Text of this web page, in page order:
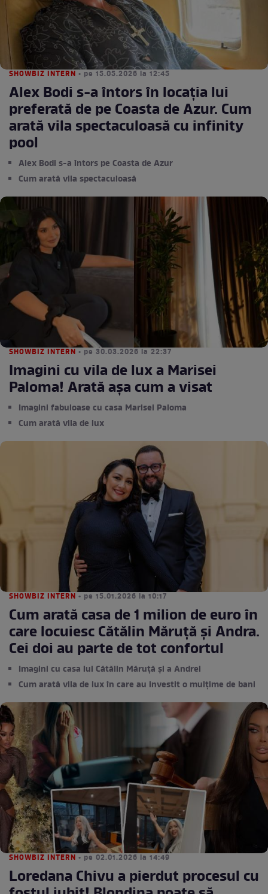
SHOWBIZ INTERN • pe 15.05.2026 la 12:45
Alex Bodi s-a întors în locația lui
preferată de pe Coasta de Azur. Cum
arată vila spectaculoasă cu infinity
pool
Alex Bodi s-a întors pe Coasta de Azur
Cum arată vila spectaculoasă
SHOWBIZ INTERN • pe 30.03.2026 la 22:37
Imagini cu vila de lux a Marisei
Paloma! Arată așa cum a visat
Imagini fabuloase cu casa Marisei Paloma
Cum arată vila de lux
SHOWBIZ INTERN • pe 15.01.2026 la 10:17
Cum arată casa de 1 milion de euro în
care locuiesc Cătălin Măruță și Andra.
Cei doi au parte de tot confortul
Imagini cu casa lui Cătălin Măruță și a Andrei
Cum arată vila de lux în care au investit o mulțime de bani
SHOWBIZ INTERN • pe 02.01.2026 la 14:49
Loredana Chivu a pierdut procesul cu